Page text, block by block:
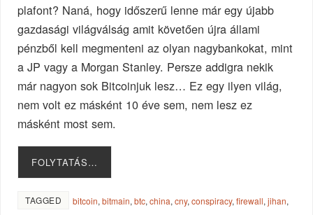
plafont? Naná, hogy időszerű lenne már egy újabb
gazdasági világválság amit követően újra állami
pénzből kell megmenteni az olyan nagybankokat, mint
a JP vagy a Morgan Stanley. Persze addigra nekik
már nagyon sok Bitcoinjuk lesz… Ez egy ilyen világ,
nem volt ez másként 10 éve sem, nem lesz ez
másként most sem.
FOLYTATÁS…
TAGGED bitcoin,bitmain,btc,china,cny,conspiracy,firewall,jihan,